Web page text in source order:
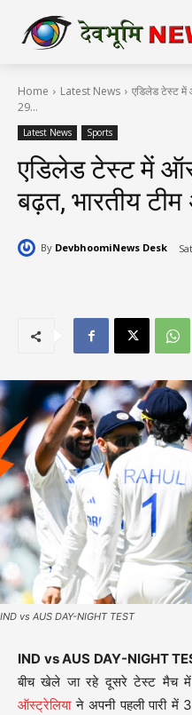
Home Latest News
एडिलेड टेस्ट में
29...
Latest News Sports
एडिलेड टेस्ट में
बढ़त, भारतीय
By DevbhoomiNews Desk
IND vs AUS DAY-NIGHT TEST
IND vs AUS DAY-NIGHT
बीच खेले जा रहे दूसरे टेस्ट मैच
ऑस्ट्रेलियाने अपनी पहली पारी में